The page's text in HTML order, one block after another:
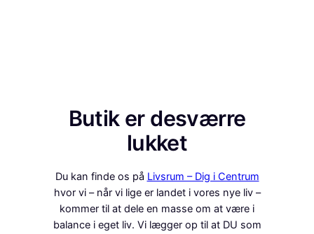
Butik er desværre
lukket
Du kan finde os på Livsrum – Dig i Centrum
hvor vi – når vi lige er landet i vores nye liv –
kommer til at dele en masse om at være i
balance i eget liv. Vi lægger op til at DU som